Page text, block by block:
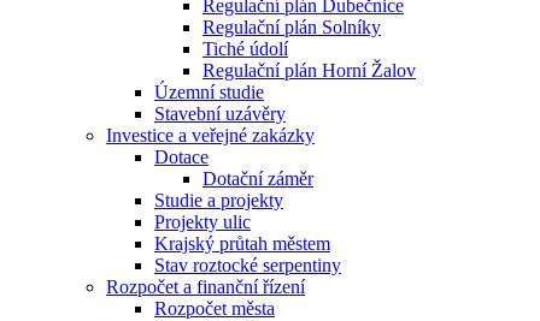
Regulační plán Dubečnice
Regulační plán Solníky
Tiché údolí
Regulační plán Horní Žalov
Územní studie
Stavební uzávěry
Investice a veřejné zakázky
Dotace
Dotační záměr
Studie a projekty
Projekty ulic
Krajský průtah městem
Stav roztocké serpentiny
Rozpočet a finanční řízení
Rozpočet města